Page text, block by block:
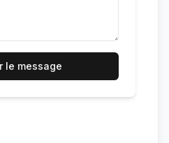
le message